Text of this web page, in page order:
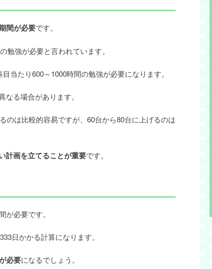
間が必要です。
勉強が必要と言われています。
当たり600～1000時間の勉強が必要になります。
る場合があります。
のは比較的容易ですが、60台から80台に上げるのは
計画を立てることが重要です。
必要です。
日かかる計算になります。
必要になるでしょう。